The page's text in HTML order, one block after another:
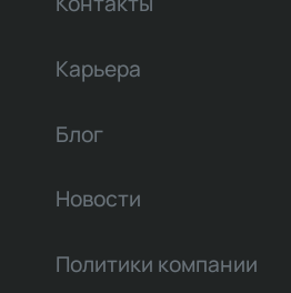
Карьера
Блог
Новости
Политики компании